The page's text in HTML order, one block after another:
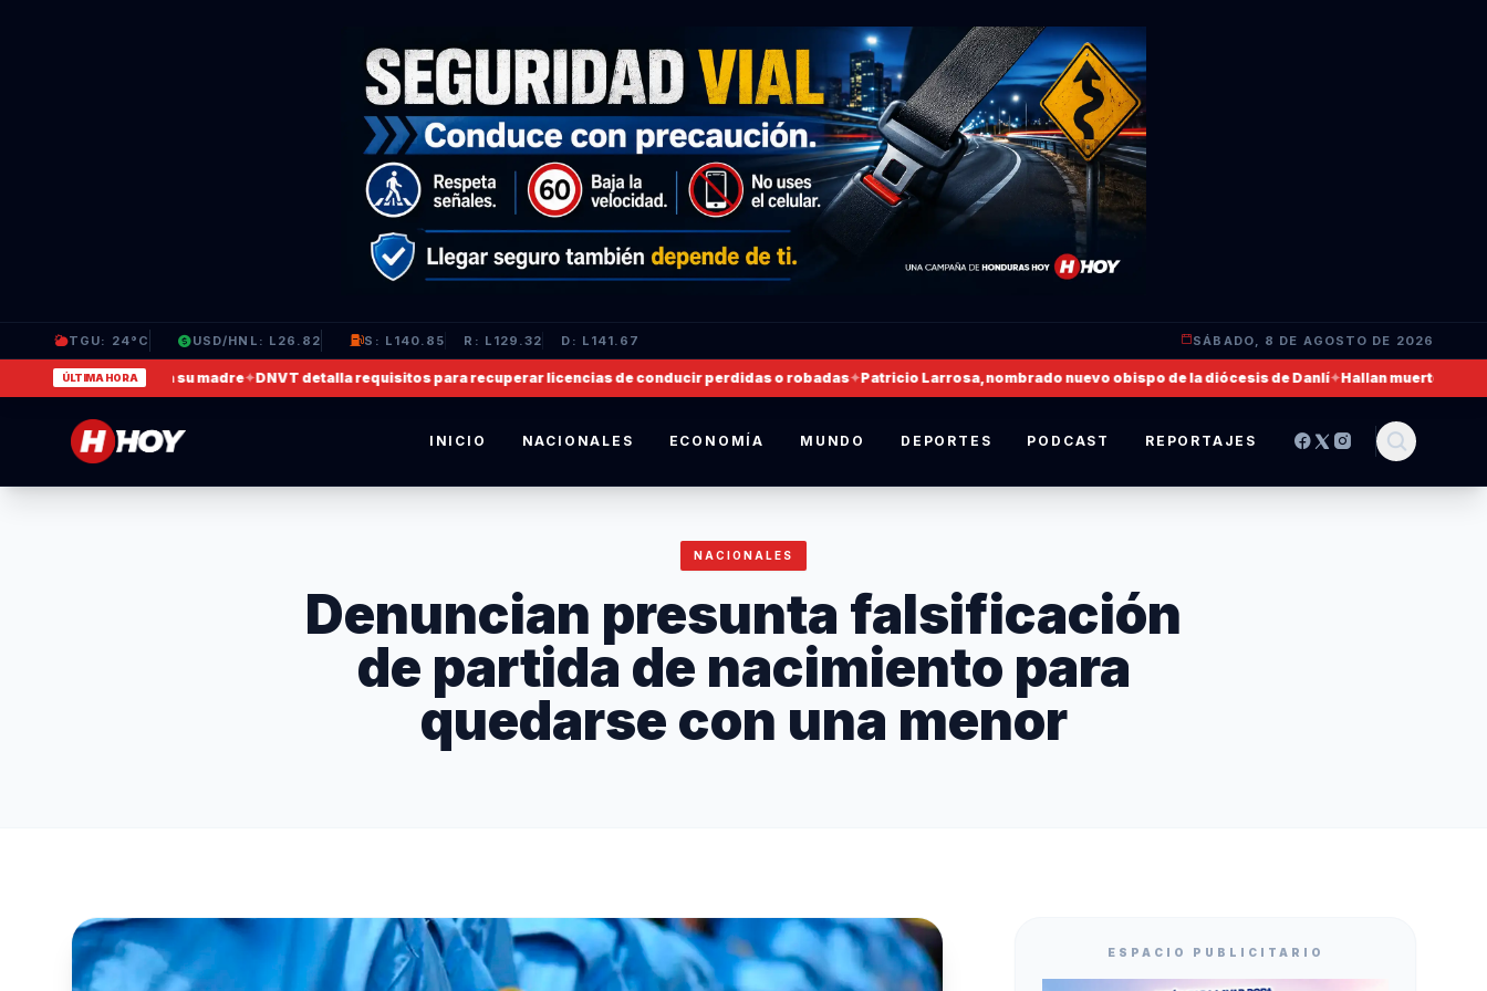
TGU: 24°C USD/HNL: L26.82 S: L140.85 R: L129.32 D: L141.67 SÁBADO, 8 DE AGOSTO DE 2026
ÚLTIMA HORA
que agrede a su madre✦DNVT detalla requisitos para recuperar licencias de conducir perdidas o robadas ✦Patricio Larrosa, nombrado nuevo obispo de la diócesis de Danlí✦Hallan muerto a un militar de
INICIO NACIONALES ECONOMÍA MUNDO DEPORTES PODCAST REPORTAJES
NACIONALES
Denuncian presunta falsificación
de partida de nacimiento para
quedarse con una menor
ESPACIO PUBLICITARIO